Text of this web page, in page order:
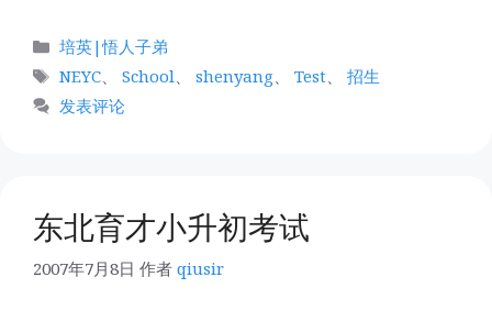
分
类
培英|悟人子弟
标
签
NEYC、 School、 shenyang、 Test、 招生
发表评论
东北育才小升初考试
2007年7月8日 作者 qiusir